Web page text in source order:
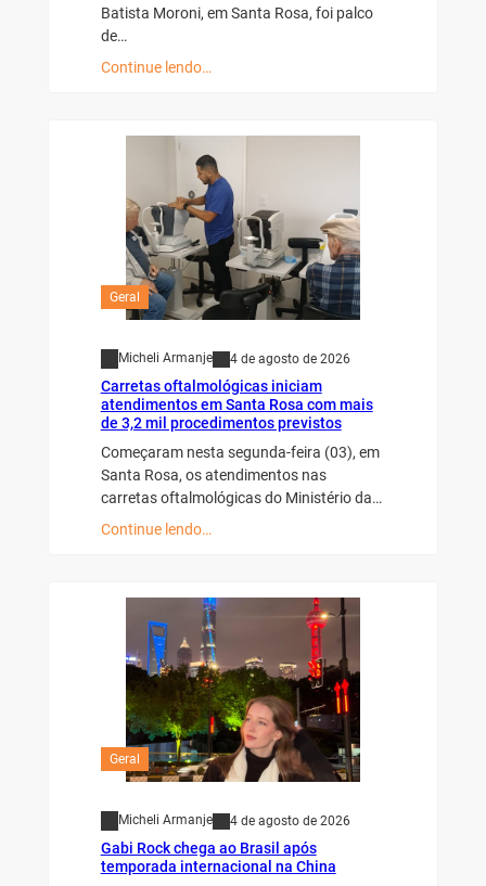
Batista Moroni, em Santa Rosa, foi palco
de…
Continue lendo…
Geral
Micheli Armanje 4 de agosto de 2026
Carretas oftalmológicas iniciam
atendimentos em Santa Rosa com mais
de 3,2 mil procedimentos previstos
Começaram nesta segunda-feira (03), em
Santa Rosa, os atendimentos nas
carretas oftalmológicas do Ministério da…
Continue lendo…
Geral
Micheli Armanje 4 de agosto de 2026
Gabi Rock chega ao Brasil após
temporada internacional na China